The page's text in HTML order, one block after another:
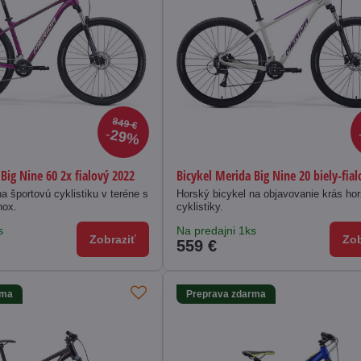
849 €
29%
Nine 60 2x fialový 2022
športovú cyklistiku v teréne s
Zobraziť
Bicykel Merida Big Nine 20 biely-
Horský bicykel na objavovanie krás
cyklistiky.
Na predajni 1ks
559 €
Preprava zdarma